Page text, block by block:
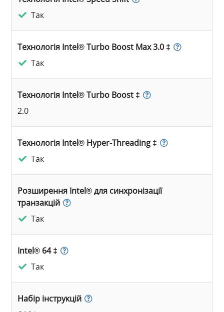
Так
Технологія Intel® Turbo Boost Max 3.0 ‡
Так
Технологія Intel® Turbo Boost ‡
2.0
Технологія Intel® Hyper-Threading ‡
Так
Розширення Intel® для синхронізації
транзакцій
Так
Intel® 64 ‡
Так
Набір інструкцій